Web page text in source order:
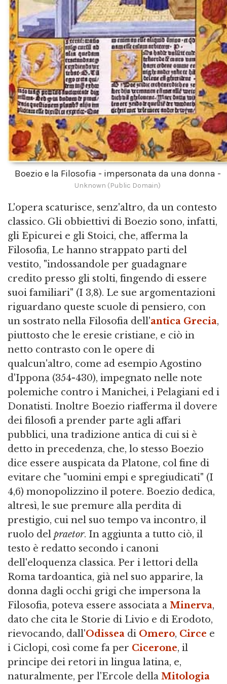
Boezio e la Filosofia - impersonata da una donna -
Unknown (Public Domain)
L'opera scaturisce, senz'altro, da un contesto
classico. Gli obbiettivi di Boezio sono, infatti,
gli Epicurei e gli Stoici, che, afferma la
Filosofia, Le hanno strappato parti del
vestito, "indossandole per guadagnare
credito presso gli stolti, fingendo di essere
suoi familiari" (I 3,8). Le sue argomentazioni
riguardano queste scuole di pensiero, con
un sostrato nella Filosofia dell'antica Grecia,
piuttosto che le eresie cristiane, e ciò in
netto contrasto con le opere di
qualcun'altro, come ad esempio Agostino
d'Ippona (354-430), impegnato nelle note
polemiche contro i Manichei, i Pelagiani ed i
Donatisti. Inoltre Boezio riafferma il dovere
dei filosofi a prender parte agli affari
pubblici, una tradizione antica di cui si è
detto in precedenza, che, lo stesso Boezio
dice essere auspicata da Platone, col fine di
evitare che "uomini empi e spregiudicati" (I
4,6) monopolizzino il potere. Boezio dedica,
altresì, le sue premure alla perdita di
prestigio, cui nel suo tempo va incontro, il
ruolo del praetor. In aggiunta a tutto ciò, il
testo è redatto secondo i canoni
dell'eloquenza classica. Per i lettori della
Roma tardoantica, già nel suo apparire, la
donna dagli occhi grigi che impersona la
Filosofia, poteva essere associata a Minerva,
dato che cita le Storie di Livio e di Erodoto,
rievocando, dall'Odissea di Omero, Circe e
i Ciclopi, così come fa per Cicerone, il
principe dei retori in lingua latina, e,
naturalmente, per l'Ercole della Mitologia